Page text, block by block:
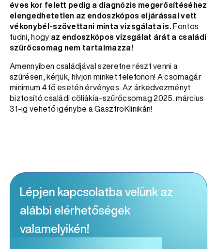
éves kor felett pedig a diagnózis megerősítéséhez
elengedhetetlen az endoszkópos eljárással vett
vékonybél-szövettani minta vizsgálata is. Fontos
tudni, hogy az endoszkópos vizsgálat árát a családi
szűrőcsomag nem tartalmazza!
Amennyiben családjával szeretne részt venni a
szűrésen, kérjük, hívjon minket telefonon! A csomagár
minimum 4 fő esetén érvényes. Az árkedvezményt
biztosító családi cöliákia-szűrőcsomag 2025. március
31-ig vehető igénybe a GasztroKlinikán!
Lépjen kapcsolatba velünk az
alábbi elérhetőségek
valamelyikén!